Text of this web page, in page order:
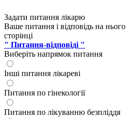
Задати питання лікарю
Ваше питання і відповідь на
сторінці
" Питання-відповіді "
Виберіть напрямок питання
Інші питання лікареві
Питання по гінекології
Питання по лікуванню безпліддя